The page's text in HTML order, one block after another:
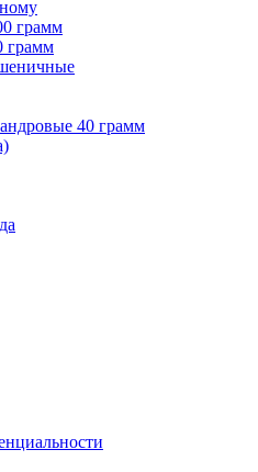
грамм
грамм
40 грамм